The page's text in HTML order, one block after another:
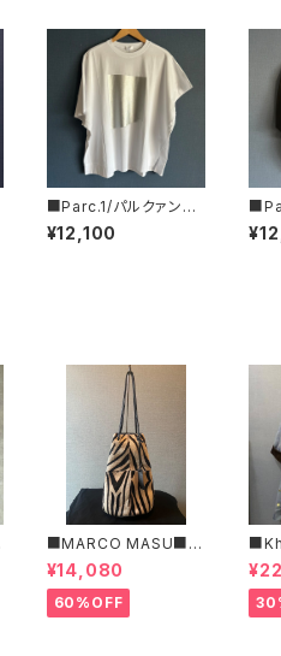
■Parc.1/パルクァン■
箔プリントカットソー■1
08-076120
¥12,100
ペイ
■MARCO MASU■マ
ルコ マージ■ハラコ・ゼ
ブラ柄巾着BAG■程よ
いサイズで可愛い
¥14,080
60%OFF
ンド